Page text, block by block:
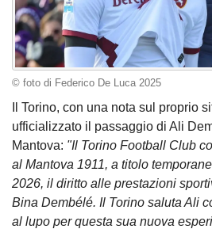
© foto di Federico De Luca 2025
Il Torino, con una nota sul proprio
ufficializzato il passaggio di Ali
Mantova: "Il Torino Football Club
al Mantova 1911, a titolo
2026, il diritto alle prestazioni
Bina Dembélé. Il Torino saluta Ali
al lupo per questa sua nuova